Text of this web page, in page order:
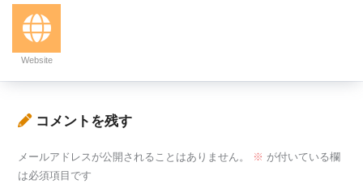
Website
コメントを残す
メールアドレスが公開されることはありません。 ※ が付いている欄
は必須項目です